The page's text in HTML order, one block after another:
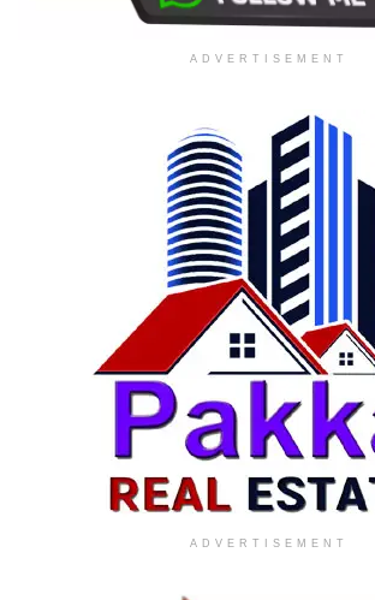
ADVERTISEMENT
ADVERTISEMENT